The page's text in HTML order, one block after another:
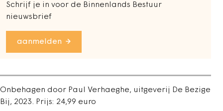
Schrijf je in voor de Binnenlands Bestuur
nieuwsbrief
aanmelden
Onbehagen door Paul Verhaeghe, uitgeverij De Bezige
Bij, 2023. Prijs: 24,99 euro